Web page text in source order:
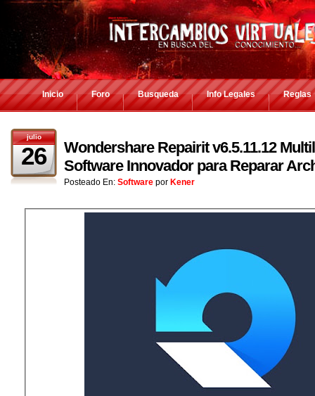
Inicio Foro Busqueda Info Legales Reglas
julio
26
Wondershare Repairit v6.5.11.12
Software Innovador para Reparar
Posteado En: Software por Kener